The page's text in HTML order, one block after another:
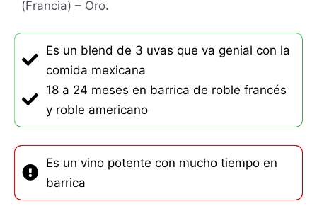
(Francia) – Oro.
Es un blend de 3 uvas que va genial con la
comida mexicana
18 a 24 meses en barrica de roble francés
y roble americano
Es un vino potente con mucho tiempo en
barrica